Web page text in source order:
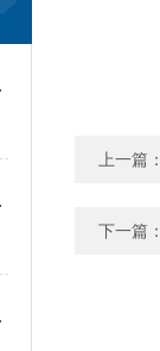
能力
阵地
流程
上一篇
下一篇